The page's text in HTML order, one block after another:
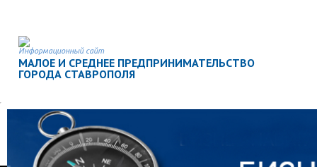
Информационный сайт
МАЛОЕ И СРЕДНЕЕ ПРЕДПРИНИМАТЕЛЬСТВО
ГОРОДА СТАВРОПОЛЯ